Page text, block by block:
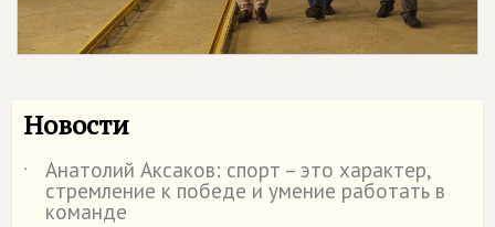
Новости
˙ Анатолий Аксаков: спорт – это характер,
стремление к победе и умение работать в
команде